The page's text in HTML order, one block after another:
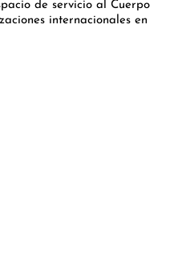
de servicio al Cuerpo
internacionales en